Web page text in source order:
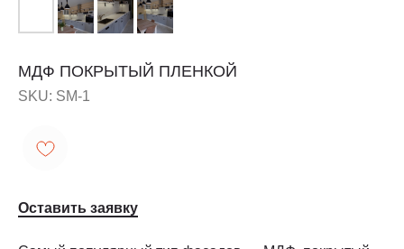
МДФ ПОКРЫТЫЙ ПЛЕНКОЙ
SKU: SM-1
Оставить заявку